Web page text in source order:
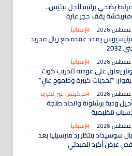
يضحي براتبه لأجل بيتيس..
يقف حجر عثرة
#إسبانيا
يمدد عقده مع ريال مدريد
2032
#إسبانيا
يعلق على عودته لتدريب كوت
“تحديات كبيرة وطموح عالٍ”
#ماكينش غير الكورة
ودية برشلونة واتحاد طنجة
تنظيمية
#إسبانيا
سوسيداد ينتظر رد مارسيليا بعد
عرض أكرد المبدئي